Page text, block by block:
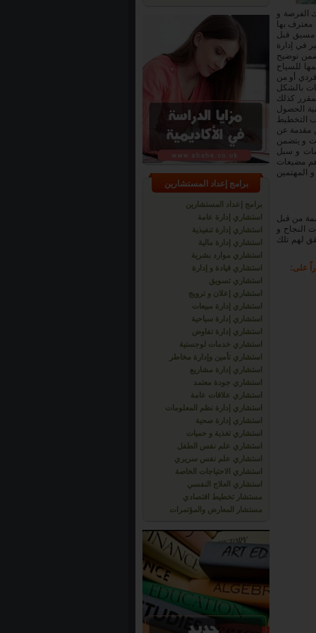
برامج إعداد المستشارين
برامج إعداد المستشارين
استشاري إدارة عامة
استشاري إدارة تنفيذية
استشاري إدارة مالية
استشاري موارد بشرية
استشاري قيادة و إدارة
استشاري تسويق
استشاري إعلان و ترويج
استشاري إدارة مبيعات
استشاري إدارة سياحية
استشاري إدارة تفاوض
استشاري خدمات لوجستية
استشاري تأمين وإدارة مخاطر
استشاري إدارة مشاريع
استشاري جودة معتمد
استشاري علاقات عامة
استشاري إدارة نظم المعلومات
استشاري إدارة صحية
استشاري تغذية و حميات
استشاري علم نفس الطفل
استشاري علم نفس سريري
استشاري الاحتياجات الخاصة
استشاري العلاج النفسي
مستشار تخطيط اقتصادي
مستشار المعارض والمؤتمرات
الفرصة و
معترف بها
مسبق قبل
في إدارة
توضيح
للسياح
أو من
بالشكل
كذلك
الحصول
التخطيط
مقدمة عن
و يتضمن
و سبل
مضيعات
المهتمين
من قبل
النجاح و
لهم تلك
على: